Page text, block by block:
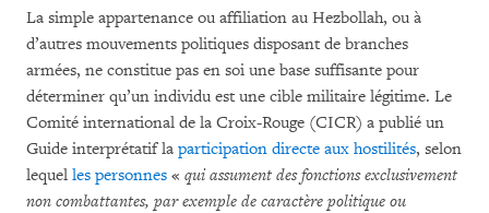
La simple appartenance ou affiliation au Hezbollah, ou à
d’autres mouvements politiques disposant de branches
armées, ne constitue pas en soi une base suffisante pour
déterminer qu’un individu est une cible militaire légitime. Le
Comité international de la Croix-Rouge (CICR) a publié un
Guide interprétatif la participation directe aux hostilités, selon
lequel les personnes « qui assument des fonctions exclusivement
non combattantes, par exemple de caractère politique ou